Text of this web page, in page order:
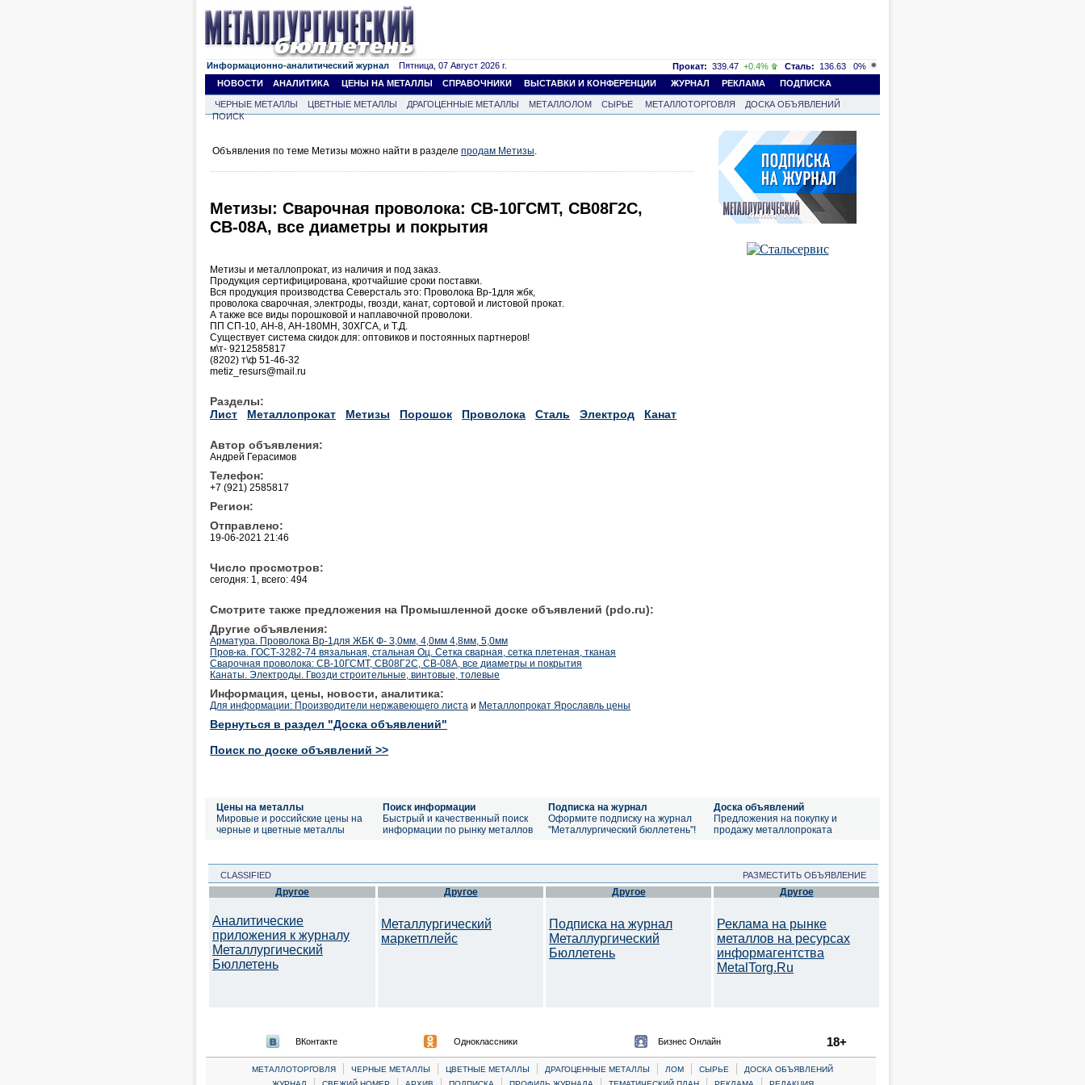
Информационно-аналитический журнал Пятница, 07 Август 2026 г. Прокат: 339.47 +0.4% Сталь: 136.63
0%
НОВОСТИ
АНАЛИТИКА ЦЕНЫ НА МЕТАЛЛЫ СПРАВОЧНИКИ ВЫСТАВКИ И КОНФЕРЕНЦИИ ЖУРНАЛ РЕКЛАМА ПОДПИСКА
ЧЕРНЫЕ МЕТАЛЛЫ ЦВЕТНЫЕ МЕТАЛЛЫ ДРАГОЦЕННЫЕ МЕТАЛЛЫ МЕТАЛЛОЛОМ СЫРЬЕ МЕТАЛЛОТОРГОВЛЯ
ДОСКА ОБЪЯВЛЕНИЙ
ПОИСК
Объявления по теме Метизы можно найти в разделе продам Метизы.
Метизы: Cварочная проволока: СВ-10ГСМТ, СВ08Г2С,
СВ-08А, все диаметры и покрытия
Метизы и металлопрокат, из наличия и под заказ.
Продукция сертифицирована, кротчайшие сроки поставки.
Вся продукция производства Северсталь это: Проволока Вр-1для жбк,
проволока сварочная, электроды, гвозди, канат, сортовой и листовой прокат.
А также все виды порошковой и наплавочной проволоки.
ПП СП-10, АН-8, АН-180МН, 30ХГСА, и Т.Д.
Существует система скидок для: оптовиков и постоянных партнеров!
м\т- 9212585817
(8202) т\ф 51-46-32
metiz_resurs@mail.ru
Разделы:
Лист
Металлопрокат Метизы Порошок Проволока Сталь Электрод Канат
Автор объявления:
Андрей Герасимов
Телефон:
+7 (921) 2585817
Регион:
Отправлено:
19-06-2021 21:46
Число просмотров:
сегодня: 1, всего: 494
Смотрите также предложения на Промышленной доске объявлений (pdo.ru):
Другие объявления:
Арматура. Проволока Вр-1для ЖБК Ф- 3,0мм, 4,0мм 4,8мм, 5,0мм
Пров-ка. ГОСТ-3282-74 вязальная, стальная Оц. Сетка сварная, сетка плетеная, тканая
Cварочная проволока: СВ-10ГСМТ, СВ08Г2С, СВ-08А, все диаметры и покрытия
Канаты. Электроды. Гвозди строительные, винтовые, толевые
Информация, цены, новости, аналитика:
Для информации: Производители нержавеющего листа и Металлопрокат Ярославль цены
Вернуться в раздел "Доска объявлений"
Поиск по доске объявлений >>
Цены на металлы
Мировые и российские цены на
черные и цветные металлы
Поиск информации
Быстрый и качественный поиск
информации по рынку металлов
Подписка на журнал
Оформите подписку на журнал
"Металлургический бюллетень"!
Доска объявлений
Предложения на покупку и
продажу металлопроката
CLASSIFIED РАЗМЕСТИТЬ ОБЪЯВЛЕНИЕ
Другое
Аналитические
приложения к журналу
Металлургический
Бюллетень
Другое
Металлургический
маркетплейс
Другое
Подписка на журнал
Металлургический
Бюллетень
Другое
Реклама на рынке
металлов на ресурсах
информагентства
MetalTorg.Ru
ВКонтакте Одноклассники Бизнес Онлайн 18+
МЕТАЛЛОТОРГОВЛЯ | ЧЕРНЫЕ МЕТАЛЛЫ | ЦВЕТНЫЕ МЕТАЛЛЫ | ДРАГОЦЕННЫЕ МЕТАЛЛЫ | ЛОМ | CЫРЬЕ |
ДОСКА ОБЪЯВЛЕНИЙ
| | | | | | |